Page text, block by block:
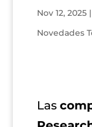
Nov 12, 2025|
Novedades
Las